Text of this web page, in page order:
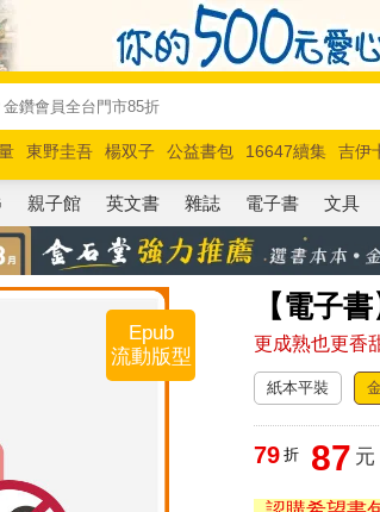
東野圭吾 楊双子 公益書包 16647續集 吉伊
奧德賽 路邊攤新作 馬斯克 玩具總動員5 超慢
親子館 英文書 雜誌 電子書 文具
【電子
更成熟也更香
Epub
流動版型
紙本平裝
79 折 87 元